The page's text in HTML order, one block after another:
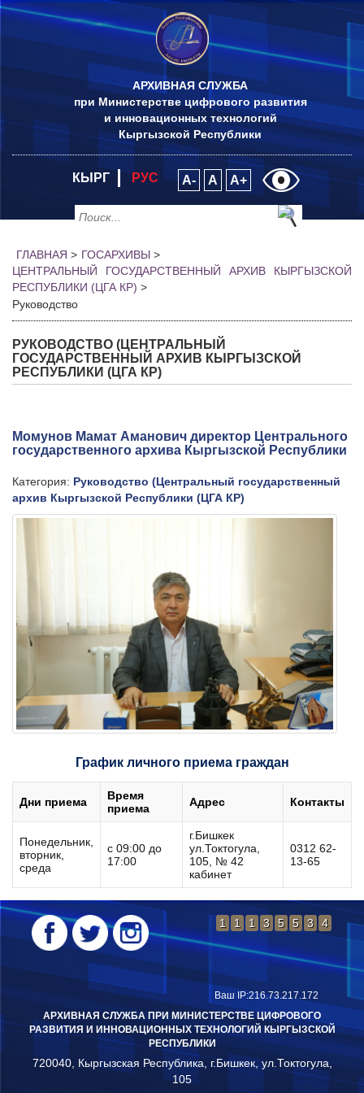
АРХИВНАЯ СЛУЖБА
при Министерстве цифрового развития
и инновационных технологий
Кыргызской Республики
КЫРГ РУС A- A A+
ГЛАВНАЯ > ГОСАРХИВЫ >
ЦЕНТРАЛЬНЫЙ ГОСУДАРСТВЕННЫЙ АРХИВ КЫРГЫЗСКОЙ
РЕСПУБЛИКИ (ЦГА КР) >
Руководство
РУКОВОДСТВО (ЦЕНТРАЛЬНЫЙ
ГОСУДАРСТВЕННЫЙ АРХИВ КЫРГЫЗСКОЙ
РЕСПУБЛИКИ (ЦГА КР)
Момунов Мамат Аманович директор Центрального
государственного архива Кыргызской Республики
Категория: Руководство (Центральный государственный
архив Кыргызской Республики (ЦГА КР)
График личного приема граждан
Дни приема
Время
приема
Адрес Контакты
Понедельник,
вторник,
среда
с 09:00 до
17:00
г.Бишкек
ул.Токтогула,
105, № 42
кабинет
0312 62-
13-65
Подробнее...
1 1 1 3 5 5 3 4
Ваш IP:216.73.217.172
АРХИВНАЯ СЛУЖБА ПРИ МИНИСТЕРСТВЕ ЦИФРОВОГО
РАЗВИТИЯ И ИННОВАЦИОННЫХ ТЕХНОЛОГИЙ КЫРГЫЗСКОЙ
РЕСПУБЛИКИ
720040, Кыргызская Республика, г.Бишкек, ул.Токтогула,
105